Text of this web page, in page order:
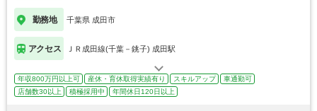
勤務地 千葉県 成田市
アクセス ＪＲ成田線(千葉－銚子) 成田駅
年収800万円以上可 産休・育休取得実績有り スキルアップ
車通勤可
店舗数30以上
積極採用中 年間休日120日以上